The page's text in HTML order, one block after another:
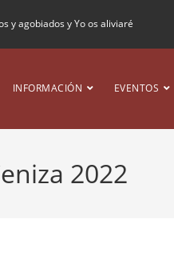
y agobiados y Yo os aliviaré
INFORMACIÓN EVENTOS
2022